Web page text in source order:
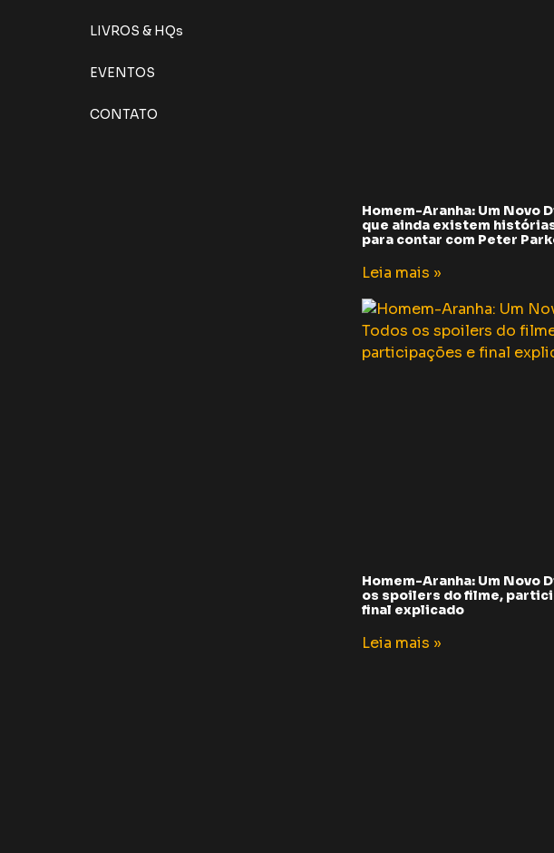
LIVROS & HQs
EVENTOS
CONTATO
Homem-Aranha: Um Novo
que ainda existem
para contar com Peter
Leia mais »
Homem-Aranha: Um Novo
os spoilers do filme,
final explicado
Leia mais »